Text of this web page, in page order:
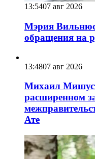
13:5407 авг 2026
Мэрия
обращения на
13:4807 авг 2026
Михаил
расширенном
Ате